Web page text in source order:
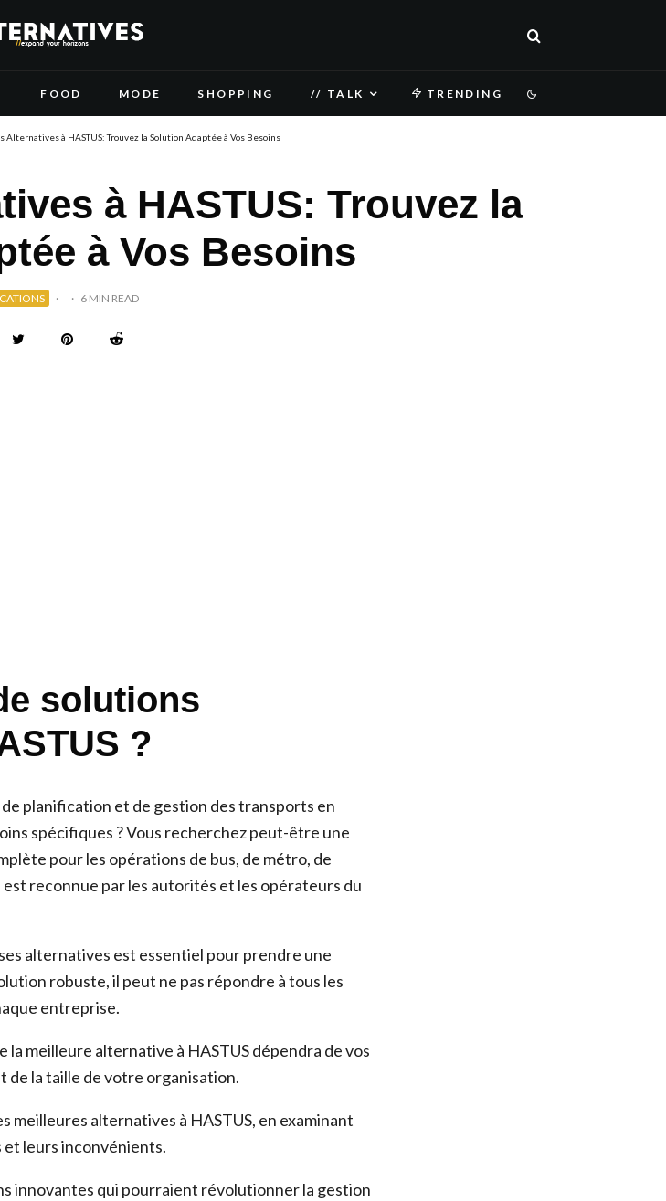
FOOD MODE SHOPPING // TALK TRENDING
Alternatives à HASTUS: Trouvez la Solution Adaptée à Vos Besoins
à HASTUS: Trouvez la
à Vos Besoins
· · 6 MIN READ
solutions
?
planification et de gestion des transports en
spécifiques ? Vous recherchez peut-être une
pour les opérations de bus, de métro, de
reconnue par les autorités et les opérateurs du
alternatives est essentiel pour prendre une
robuste, il peut ne pas répondre à tous les
entreprise.
meilleure alternative à HASTUS dépendra de vos
de la taille de votre organisation.
meilleures alternatives à HASTUS, en examinant
leurs inconvénients.
innovantes qui pourraient révolutionner la gestion